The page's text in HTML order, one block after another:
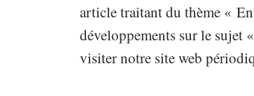
article traitant du thème «
développements sur le sujet
visiter notre site web